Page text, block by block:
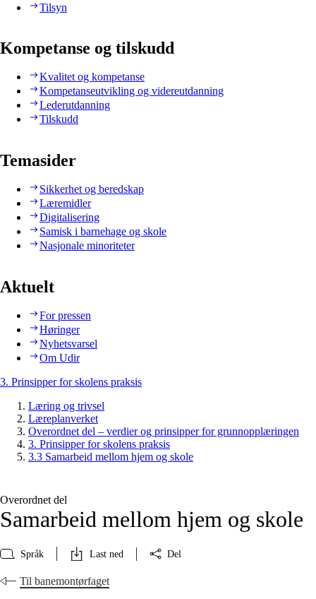
Tilsyn
Kompetanse og tilskudd
Kvalitet og kompetanse
Kompetanseutvikling og videreutdanning
Lederutdanning
Tilskudd
Temasider
Sikkerhet og beredskap
Læremidler
Digitalisering
Samisk i barnehage og skole
Nasjonale minoriteter
Aktuelt
For pressen
Høringer
Nyhetsvarsel
Om Udir
3. Prinsipper for skolens praksis
Læring og trivsel
Læreplanverket
Overordnet del – verdier og prinsipper for grunnopplæringen
3. Prinsipper for skolens praksis
3.3 Samarbeid mellom hjem og skole
Overordnet del
Samarbeid mellom hjem og skole
Språk Last ned Del
Til banemontørfaget